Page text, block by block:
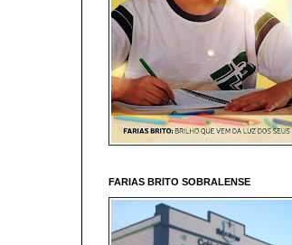
FARIAS BRITO SOBRALENSE